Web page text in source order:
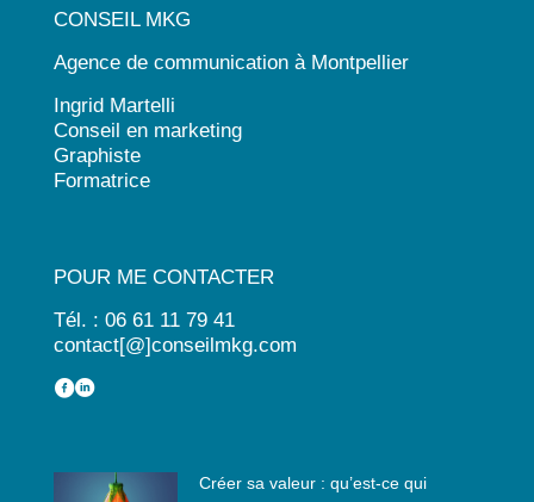
CONSEIL MKG
Agence de communication à Montpellier
Ingrid Martelli
Conseil en marketing
Graphiste
Formatrice
POUR ME CONTACTER
Tél. : 06 61 11 79 41
contact[@]conseilmkg.com
Créer sa valeur : qu’est-ce qui